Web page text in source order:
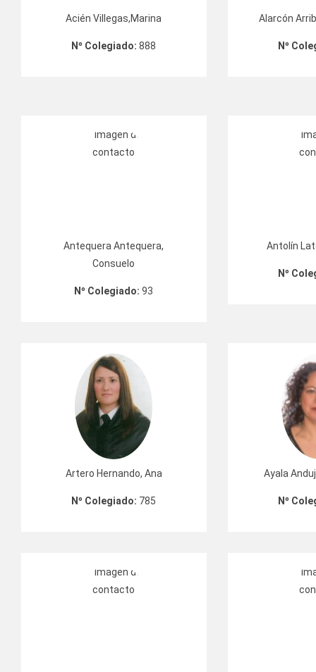
Acién Villegas,Marina
Nº Colegiado: 888
Alarcón
Nº
Antequera Antequera,
Consuelo
Nº Colegiado: 93
Antolín
Nº
Artero Hernando, Ana
Nº Colegiado: 785
Ayala
Nº